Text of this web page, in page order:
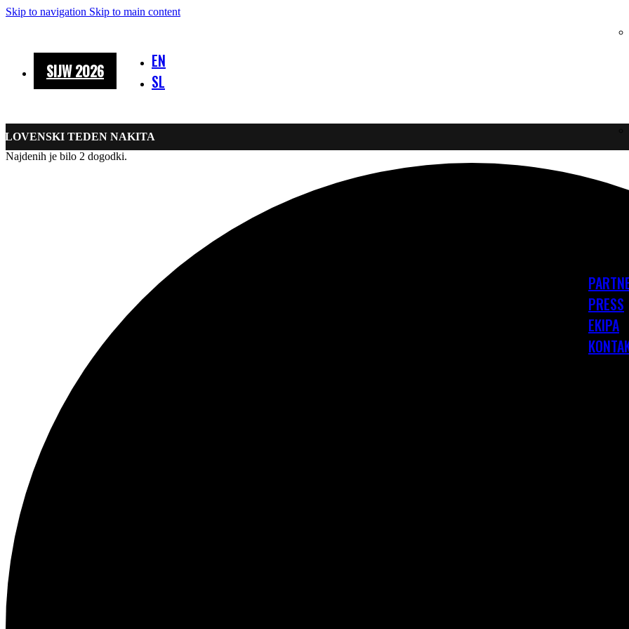
Skip to navigation Skip to main content
SIJW 2026
EN
SL
PRESS
EKIPA
TEDEN NAKITA
Najdenih je bilo 2 dogodki.